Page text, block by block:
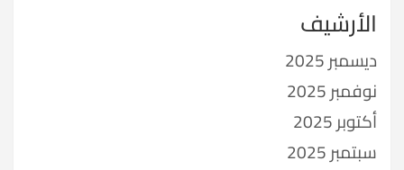
الأرشيف
ديسمبر 2025
نوفمبر 2025
أكتوبر 2025
سبتمبر 2025